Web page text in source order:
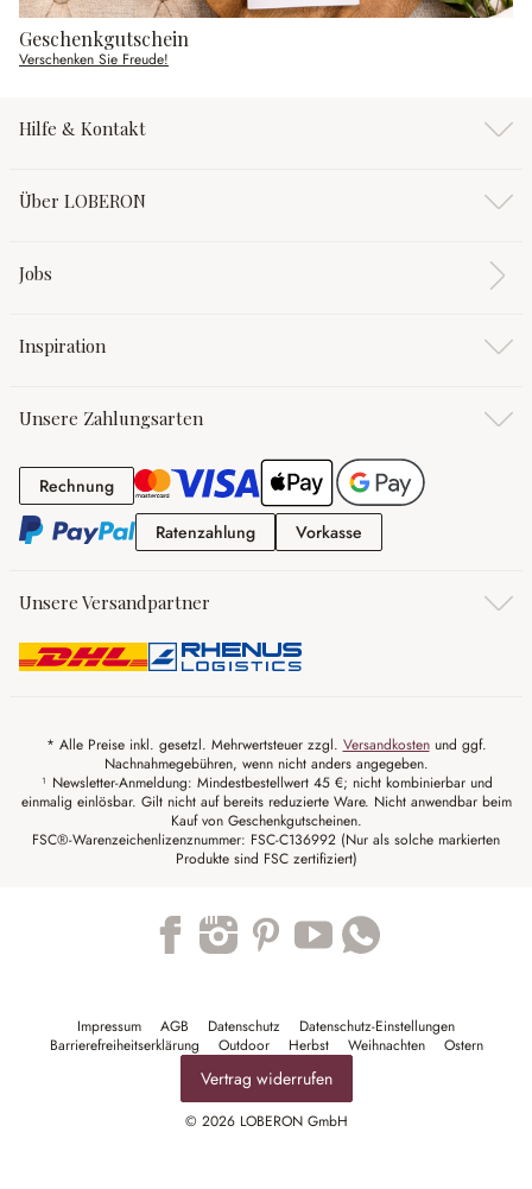
Geschenkgutschein
Verschenken Sie Freude!
Hilfe & Kontakt
Über LOBERON
Jobs
Inspiration
Unsere Zahlungsarten
RechnungRechnung
RatenzahlungRatenzahlung
Vorkasse
Unsere Versandpartner
* Alle Preise inkl. gesetzl. Mehrwertsteuer zzgl. Versandkostenund ggf.
Nachnahmegebühren, wenn nicht anders angegeben.
¹ Newsletter-Anmeldung: Mindestbestellwert 45 €; nicht kombinierbar und
einmalig einlösbar. Gilt nicht auf bereits reduzierte Ware. Nicht anwendbar beim
Kauf von Geschenkgutscheinen.
FSC®-Warenzeichenlizenznummer: FSC-C136992 (Nur als solche markierten
Produkte sind FSC zertifiziert)
Impressum AGB Datenschutz
Datenschutz-Einstellungen
Barrierefreiheitserklärung
Outdoor Herbst Weihnachten Ostern
Vertrag widerrufen
© 2026 LOBERON GmbH